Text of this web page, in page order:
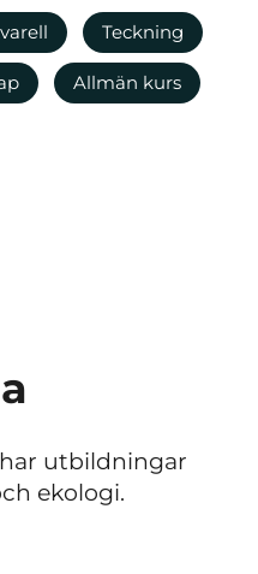
Teckning
Allmän kurs
utbildningar
ekologi.